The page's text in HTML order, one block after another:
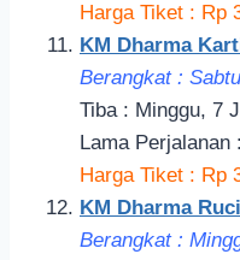
Harga Tiket : Rp
KM Dharma
Berangkat :
Tiba : Minggu, 7
Lama Perjalanan
Harga Tiket : Rp
KM Dharma
Berangkat :